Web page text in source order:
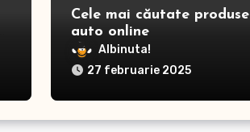
Cele mai căutate produse
auto online
Albinuta!
27 februarie 2025